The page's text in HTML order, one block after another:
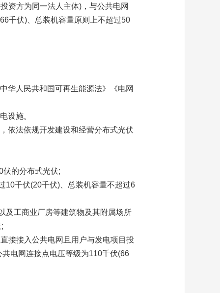
资方为同一法人主体)，与公共电网
千伏)、总装机容量原则上不超过50
华人民共和国可再生能源法》《电网
设施。
依法依规开发建设和经营分布式光伏
伏的分布式光伏;
10千伏(20千伏)、总装机容量不超过6
及工商业厂房等建筑物及其附属场所
接接入公共电网且用户与发电项目投
电网连接点电压等级为110千伏(66